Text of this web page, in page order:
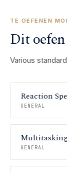
TE OEFENEN
Dit
Various
Reaction
GENERAL
GENERAL